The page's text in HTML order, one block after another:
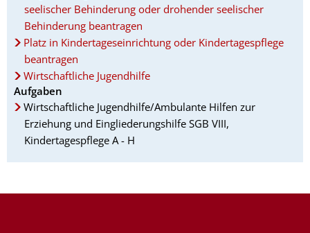
seelischer Behinderung oder drohender seelischer
Behinderung beantragen
Platz in Kindertageseinrichtung oder Kindertagespflege
beantragen
Wirtschaftliche Jugendhilfe
Aufgaben
Wirtschaftliche Jugendhilfe/Ambulante Hilfen zur
Erziehung und Eingliederungshilfe SGB VIII,
Kindertagespflege A - H